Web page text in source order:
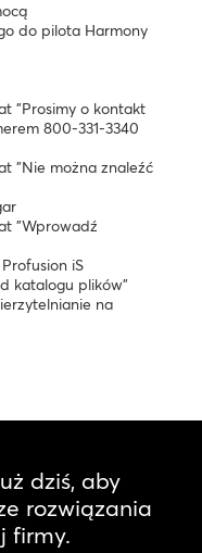
do pilota Harmony
"Prosimy o kontakt
800-331-3340
"Nie można znaleźć
"Wprowadź
iS
katalogu plików"
na
dziś, aby
rozwiązania
firmy.